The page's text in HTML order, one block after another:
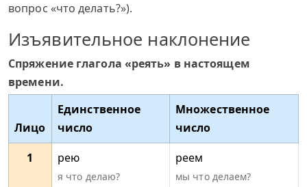
вопрос «что делать?»).
Изъявительное наклонение
Спряжение глагола «реять» в настоящем
времени.
Лицо
Единственное
число
Множественное
число
1
рею
я что делаю?
реем
мы что делаем?